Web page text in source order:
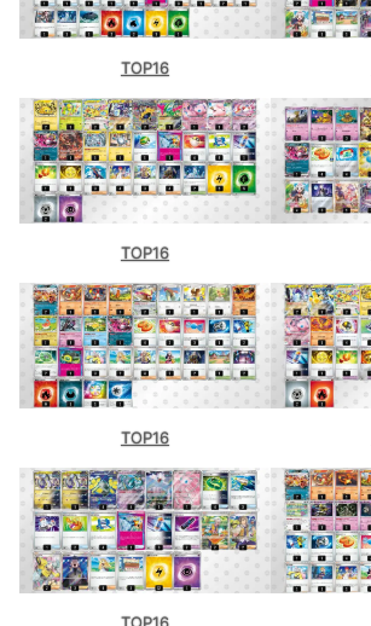
TOP16
TOP16
TOP16